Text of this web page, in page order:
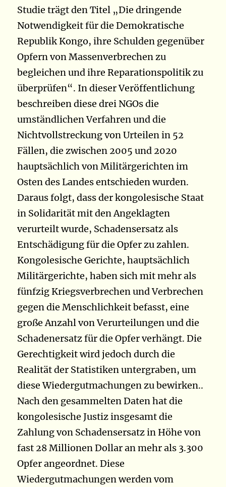
Studie trägt den Titel „Die dringende
Notwendigkeit für die Demokratische
Republik Kongo, ihre Schulden gegenüber
Opfern von Massenverbrechen zu
begleichen und ihre Reparationspolitik zu
überprüfen“. In dieser Veröffentlichung
beschreiben diese drei NGOs die
umständlichen Verfahren und die
Nichtvollstreckung von Urteilen in 52
Fällen, die zwischen 2005 und 2020
hauptsächlich von Militärgerichten im
Osten des Landes entschieden wurden.
Daraus folgt, dass der kongolesische Staat
in Solidarität mit den Angeklagten
verurteilt wurde, Schadensersatz als
Entschädigung für die Opfer zu zahlen.
Kongolesische Gerichte, hauptsächlich
Militärgerichte, haben sich mit mehr als
fünfzig Kriegsverbrechen und Verbrechen
gegen die Menschlichkeit befasst, eine
große Anzahl von Verurteilungen und die
Schadenersatz für die Opfer verhängt. Die
Gerechtigkeit wird jedoch durch die
Realität der Statistiken untergraben, um
diese Wiedergutmachungen zu bewirken..
Nach den gesammelten Daten hat die
kongolesische Justiz insgesamt die
Zahlung von Schadensersatz in Höhe von
fast 28 Millionen Dollar an mehr als 3.300
Opfer angeordnet. Diese
Wiedergutmachungen werden vom